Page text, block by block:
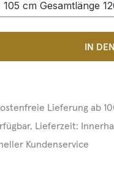
GibIN
Lieferung ab
Lieferzeit:
Kundenservice